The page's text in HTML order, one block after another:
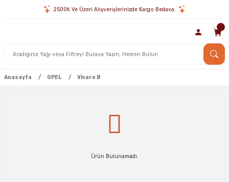
2500₺ Ve Üzeri Alışverişlerinizde Kargo Bedava.
Anasayfa OPEL Vivaro B
Ürün Bulunamadı.